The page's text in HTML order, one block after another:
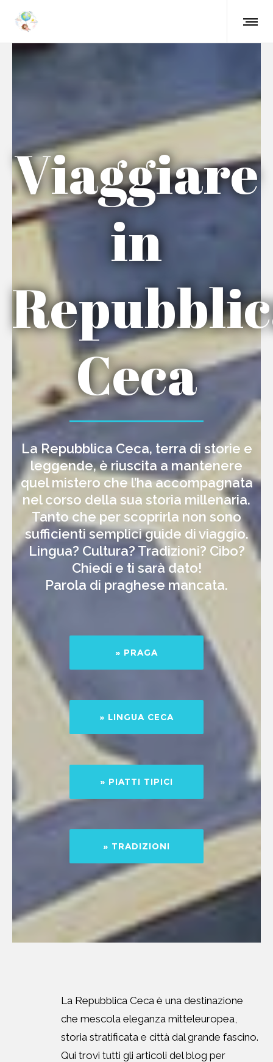
Viaggiare
in
Ceca
La Repubblica Ceca, terra di storie e
leggende, è riuscita a mantenere
quel mistero che l’ha accompagnata
nel corso della sua storia millenaria.
Tanto che per scoprirla non sono
sufficienti semplici guide di viaggio.
Lingua? Cultura? Tradizioni? Cibo?
Chiedi e ti sarà dato!
Parola di praghese mancata.
» PRAGA
» LINGUA CECA
» PIATTI TIPICI
» TRADIZIONI
La Repubblica Ceca è una destinazione
che mescola eleganza mitteleuropea,
storia stratificata e città dal grande fascino.
Qui trovi tutti gli articoli del blog per